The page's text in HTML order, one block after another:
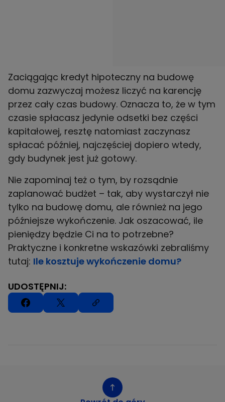
Zaciągając kredyt hipoteczny na budowę
domu zazwyczaj możesz liczyć na karencję
przez cały czas budowy. Oznacza to, że w tym
czasie spłacasz jedynie odsetki bez części
kapitałowej, resztę natomiast zaczynasz
spłacać później, najczęściej dopiero wtedy,
gdy budynek jest już gotowy.
Nie zapominaj też o tym, by rozsądnie
zaplanować budżet – tak, aby wystarczył nie
tylko na budowę domu, ale również na jego
późniejsze wykończenie. Jak oszacować, ile
pieniędzy będzie Ci na to potrzebne?
Praktyczne i konkretne wskazówki zebraliśmy
tutaj: Ile kosztuje wykończenie domu?
UDOSTĘPNIJ: